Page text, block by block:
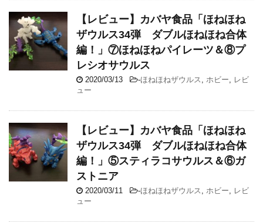
【レビュー】カバヤ食品「ほねほね
ザウルス34弾 ダブルほねほね合体
編！」⑦ほねほねパイレーツ＆⑧プ
レシオサウルス
2020/03/13 -ほねほねザウルス ホビー
レビ
ュー
【レビュー】カバヤ食品「ほねほね
ザウルス34弾 ダブルほねほね合体
編！」⑤スティラコサウルス＆⑥ガ
ストニア
2020/03/11 -ほねほねザウルス ホビー
レビ
ュー